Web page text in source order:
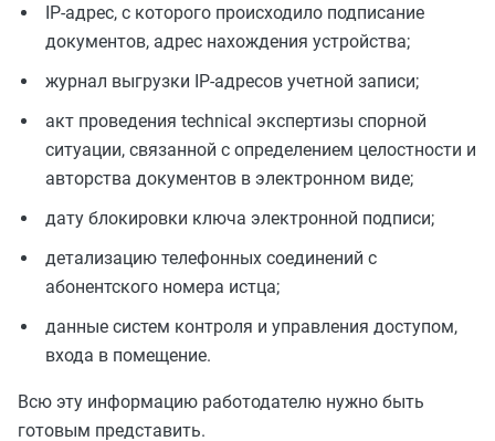
IP-адрес, с которого происходило подписание
документов, адрес нахождения устройства;
журнал выгрузки IP-адресов учетной записи;
акт проведения technical экспертизы спорной
ситуации, связанной с определением целостности и
авторства документов в электронном виде;
дату блокировки ключа электронной подписи;
детализацию телефонных соединений с
абонентского номера истца;
данные систем контроля и управления доступом,
входа в помещение.
Всю эту информацию работодателю нужно быть
готовым представить.